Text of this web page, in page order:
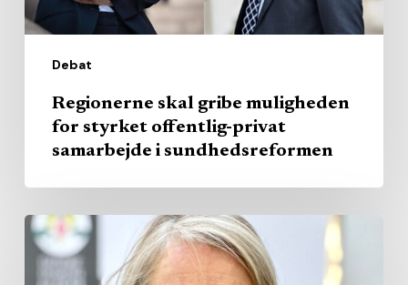
Debat
samarbejde
sundhedsreformen
Regionerne skal gribe muligheden
for styrket offentlig-privat
samarbejde i sundhedsreformen
Plejehjem
skal